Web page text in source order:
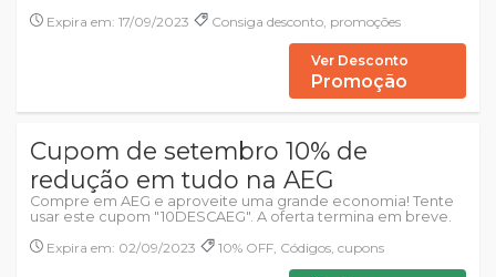
Expira em: 17/09/2023
Consiga desconto, promoções
Ver Desconto
Promoção
Cupom de setembro 10% de
redução em tudo na AEG
Compre em AEG e aproveite uma grande economia! Tente
usar este cupom "10DESCAEG". A oferta termina em breve.
Expira em: 02/09/2023
10% OFF, Códigos, cupons